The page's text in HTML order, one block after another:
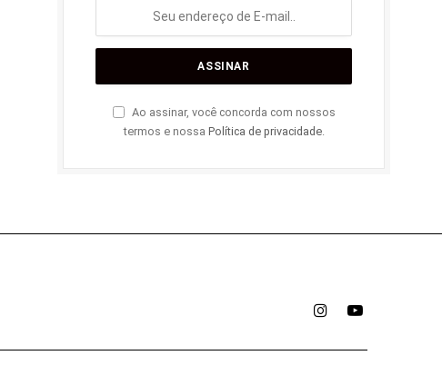
Ao assinar, você concorda com nossos
termos e nossa Política de privacidade.
InstagramYouTube